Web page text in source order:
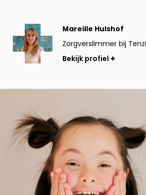
Mareille Hulshof
Zorgverslimmer bij
Bekijk
profiel
Bekijk profiel